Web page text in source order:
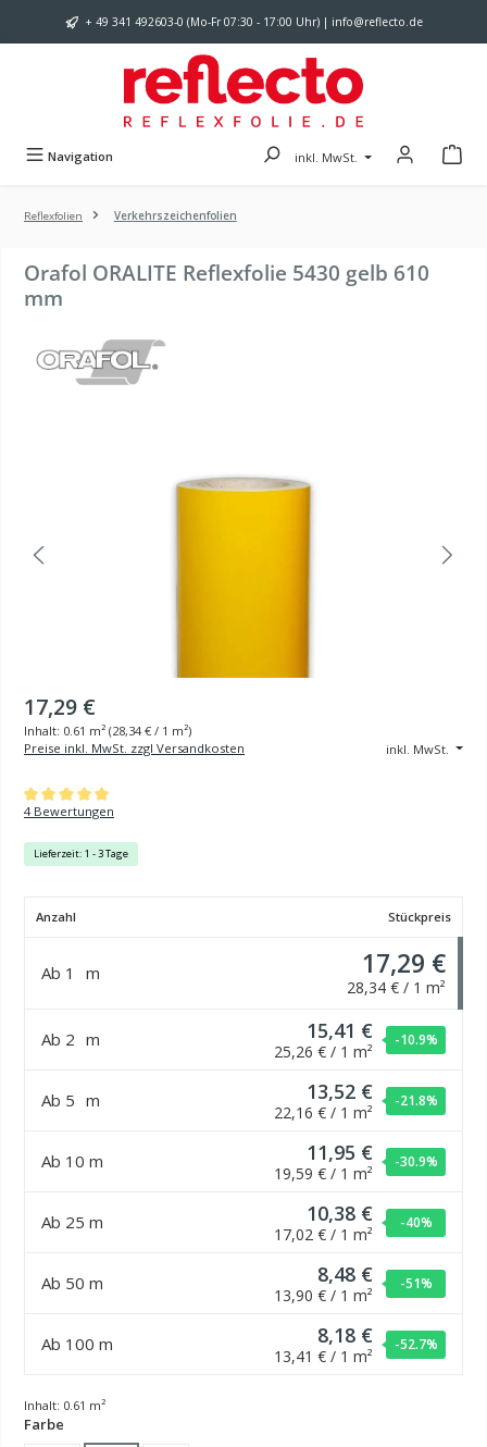
Zum Hauptinhalt springen
+ 49 341 492603-0 (Mo-Fr 07:30 - 17:00 Uhr) | info@reflecto.de
Navigation inkl. MwSt.
Reflexfolien Verkehrszeichenfolien
Orafol ORALITE Reflexfolie 5430 gelb 610
mm
17,29 €
Inhalt: 0.61 m² (28,34 € / 1 m²)
inkl. MwSt.
Preise inkl. MwSt. zzgl Versandkosten
Durchschnittliche Bewertung von 5 von 5 Sternen
4 Bewertungen
Lieferzeit: 1 - 3 Tage
Anzahl Stückpreis
Ab 1 m 17,29 €
28,34 € / 1 m²
Ab 2 m 15,41 €
25,26 € / 1 m²
-10.9%
Ab 5 m 13,52 €
22,16 € / 1 m²
-21.8%
Ab 10 m 11,95 €
19,59 € / 1 m²
-30.9%
Ab 25 m 10,38 €
17,02 € / 1 m²
-40%
Ab 50 m 8,48 €
13,90 € / 1 m²
-51%
Ab 100 m 8,18 €
13,41 € / 1 m²
-52.7%
Inhalt: 0.61 m²
Farbe